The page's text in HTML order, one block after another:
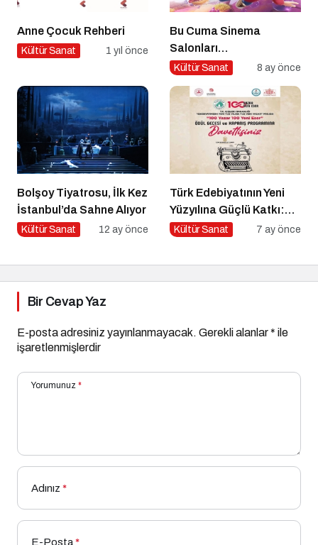
Anne Çocuk Rehberi
Kültür Sanat 1 yıl önce
Bu Cuma Sinema
Salonları
Hareketleniyor: 26 Aralık
Açıklandı
Kültür Sanat 8 ay önce
Bolşoy Tiyatrosu, İlk Kez
İstanbul’da Sahne Alıyor
Kültür Sanat 12 ay önce
Türk Edebiyatının Yeni
Yüzyılına Güçlü Katkı:
“100 Yazar 100 Yeni
Kültür Sanat 7 ay önce
Bir Cevap Yaz
E-posta adresiniz yayınlanmayacak. Gerekli alanlar* ile
işaretlenmişlerdir
Yorumunuz *
Adınız *
E-Posta*